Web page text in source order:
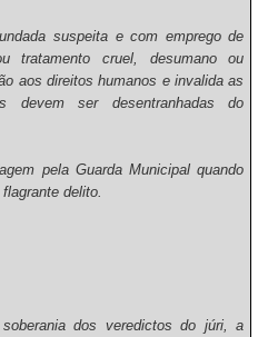
suspeita e com emprego de
tratamento cruel, desumano ou
aos direitos humanos e invalida as
devem ser desentranhadas do
pela Guarda Municipal quando
delito.
dos veredictos do júri, a